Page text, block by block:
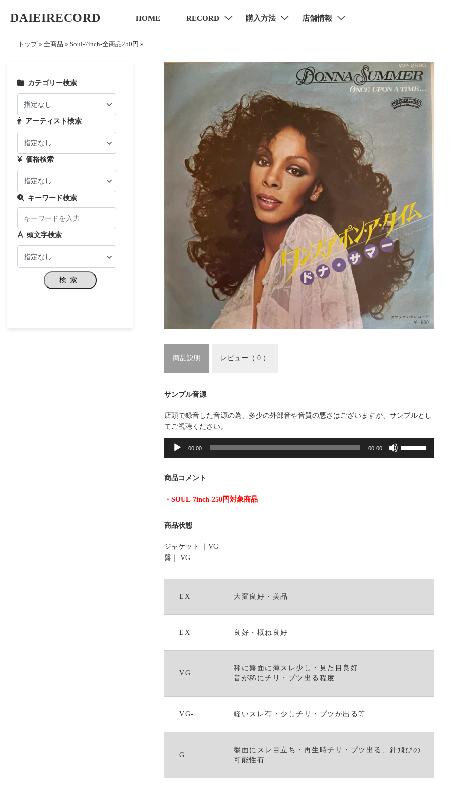
DAIEIRECORD HOME RECORD 購入方法 店舗情報
トップ » 全商品 » Soul-7inch-全商品250円 »
商品説明 レビュー （ 0 ）
サンプル音源
店頭で録音した音源の為、多少の外部音や音質の悪さはございますが、サンプルとし
てご視聴ください。
音
プ
ー
00:00 00:00
商品コメント
・SOUL-7inch-250円対象商品
商品状態
ジャケット ｜VG
盤｜ VG
EX 大変良好・美品
EX- 良好・概ね良好
VG
稀に盤面に薄スレ少し・見た目良好
音が稀にチリ・プツ出る程度
VG- 軽いスレ有・少しチリ・プツが出る等
G
盤面にスレ目立ち・再生時チリ・プツ出る、針飛びの
可能性有
カテゴリー検索
アーティスト検索
価格検索
キーワード検索
頭文字検索
検索